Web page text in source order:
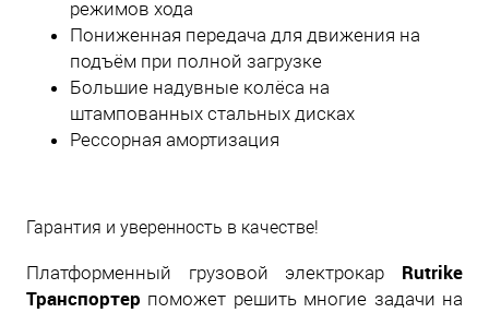
режимов хода
Пониженная передача для движения на
подъём при полной загрузке
Большие надувные колёса на
штампованных стальных дисках
Рессорная амортизация
Гарантия и уверенность в качестве!
Платформенный грузовой электрокар Rutrike
Транспортер поможет решить многие задачи на